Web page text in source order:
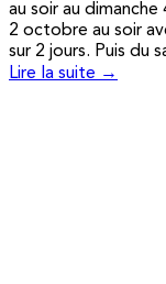
au soir au
2 octobre au soir
sur 2 jours. Puis du
Lire la suite →